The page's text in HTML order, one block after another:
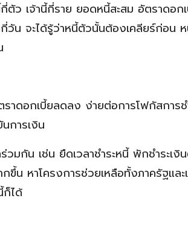
ว เจ้านี้กี่ราย ยอดหนี้สะสม อัตราดอก
วัน จะได้รู้ว่าหนี้ตัวนั้นต้องเคลียร์ก่อน
าดอกเบี้ยลดลง ง่ายต่อการโฟกัสการช
การเงิน
วมกัน เช่น ยืดเวลาชำระหนี้ พักชำระเงิ
ขึ้น หาโครงการช่วยเหลือทั้งภาครัฐและ
ก็ได้